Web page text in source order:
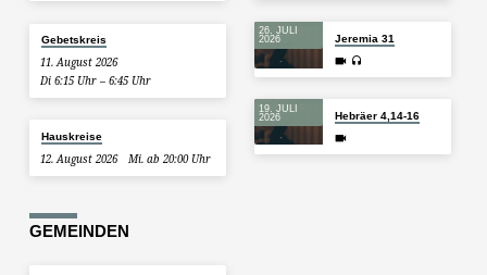
Gebetskreis
11. August 2026
Di 6:15 Uhr – 6:45 Uhr
Hauskreise
12. August 2026 Mi. ab 20:00 Uhr
26. JULI
2026
Jeremia 31
19. JULI
2026
Hebräer 4,14-16
GEMEINDEN